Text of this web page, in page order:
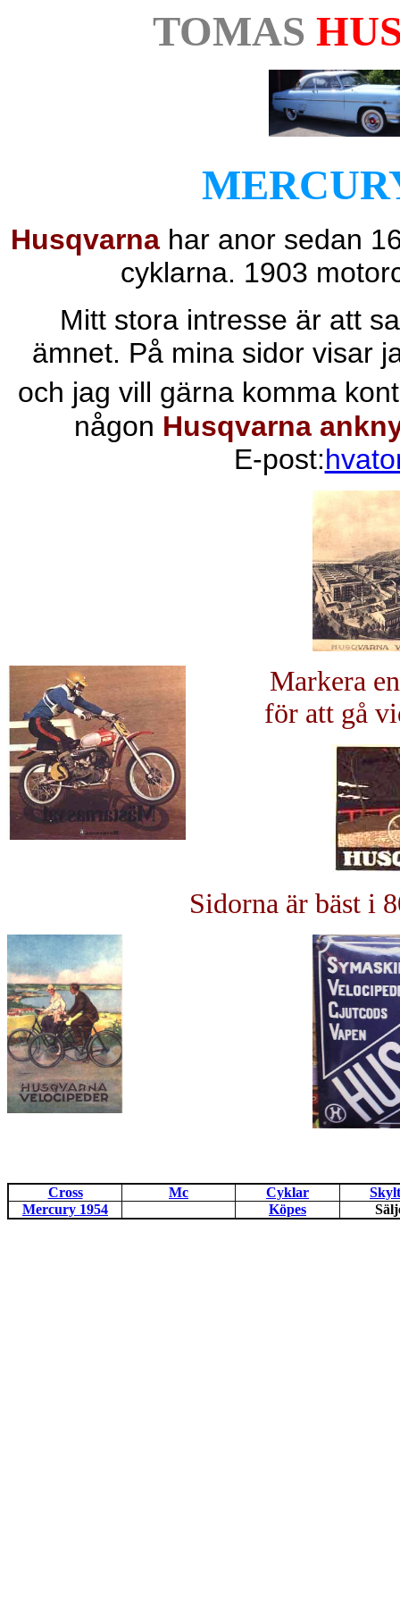
TOMAS
Husqvarna har anor sedan
cyklarna. 1903
Mitt stora intresse är att
ämnet. På mina sidor visar
och jag vill gärna komma
någon Husqvarna
E-post:
Markera
för att gå
Sidorna är bäst i
Cross Mc Cyklar
Mercury 1954
Köpes